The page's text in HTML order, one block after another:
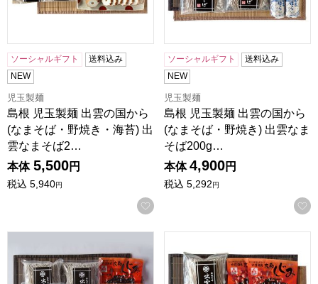
ソーシャルギフト
送料込み
NEW
児玉製麺
島根 児玉製麺 出雲の国から
(なまそば・野焼き・海苔) 出
雲なまそば2…
本体 5,500円
税込 5,940円
お気に入りに登録する
ソーシャルギフト
送料込み
NEW
児玉製麺
島根 児玉製麺 出雲の国から
(なまそば・野焼き) 出雲なま
そば200g…
本体 4,900円
税込 5,292円